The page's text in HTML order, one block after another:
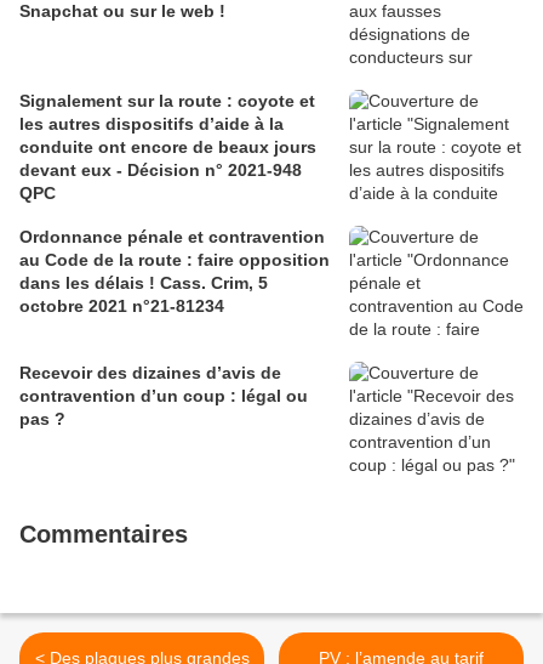
Snapchat ou sur le web !
Signalement sur la route : coyote et
les autres dispositifs d’aide à la
conduite ont encore de beaux jours
devant eux - Décision n° 2021-948
QPC
Ordonnance pénale et contravention
au Code de la route : faire opposition
dans les délais ! Cass. Crim, 5
octobre 2021 n°21-81234
Recevoir des dizaines d’avis de
contravention d’un coup : légal ou
pas ?
Commentaires
< Des plaques plus grandes
PV : l’amende au tarif